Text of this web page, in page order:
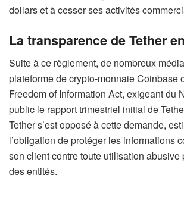
dollars et à cesser ses activités
La transparence de Tether
Suite à ce règlement, de nombreux
plateforme de crypto-monnaie Coinbase
Freedom of Information Act, exigeant du
public le rapport trimestriel initial de
Tether s’est opposé à cette demande,
l’obligation de protéger les informations
son client contre toute utilisation abusive
des entités.